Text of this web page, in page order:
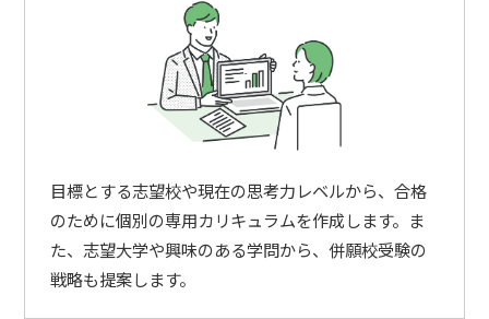
目標とする志望校や現在の思考力レベルから、合格
のために個別の専用カリキュラムを作成します。ま
た、志望大学や興味のある学問から、併願校受験の
戦略も提案します。